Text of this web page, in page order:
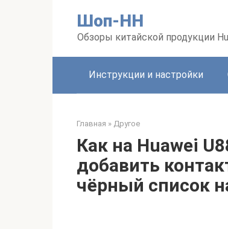
Шоп-HH
Обзоры китайской продукции
Инструкции и настройки
Главная » Другое
Как на Huawei
добавить
чёрный список